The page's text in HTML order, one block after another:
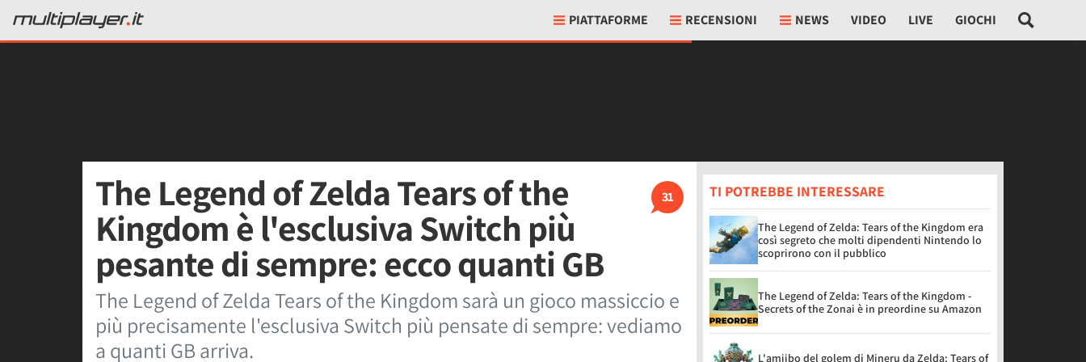
PIATTAFORME RECENSIONI NEWS VIDEO LIVE GIOCHI
31
The Legend of Zelda Tears of the
Kingdom è l'esclusiva Switch più
pesante di sempre: ecco quanti GB
The Legend of Zelda Tears of the Kingdom sarà un gioco massiccio e
più precisamente l'esclusiva Switch più pensate di sempre: vediamo
a quanti GB arriva.
TI POTREBBE INTERESSARE
The Legend of Zelda: Tears of the Kingdom era
così segreto che molti dipendenti Nintendo lo
scoprirono con il pubblico
The Legend of Zelda: Tears of the Kingdom -
Secrets of the Zonai è in preordine su Amazon
L'amiibo del golem di Mineru da Zelda: Tears of